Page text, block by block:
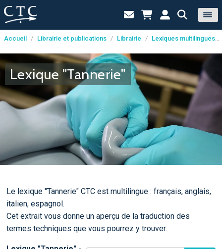
Panneau de gestion des cookies
Accueil / Librairie et publications / Librairie / Lexiques multilingues
Lexique "Tannerie"
Le lexique "Tannerie" CTC est multilingue : français, anglais,
italien, espagnol.
Cet extrait vous donne un aperçu de la traduction des
termes techniques que vous pourrez y trouver.